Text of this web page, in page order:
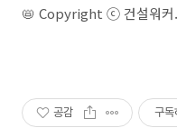
📛 Copyright ⓒ 건설워커.
공감 구독